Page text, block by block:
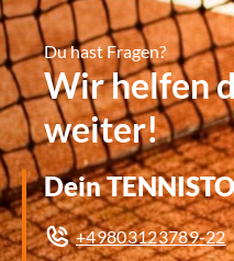
Du hast Fragen?
Wir helfen
weiter!
Dein
+49803123789-22